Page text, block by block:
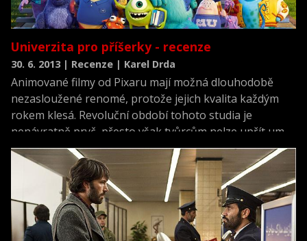
Univerzita pro příšerky - recenze
30. 6. 2013 | Recenze | Karel Drda
Animované filmy od Pixaru mají možná dlouhodobě
nezasloužené renomé, protože jejich kvalita každým
rokem klesá. Revoluční období tohoto studia je
nenávratně pryč, přesto však tvůrcům nelze upřít um
při tvorbě skutečně úspěšných blockbusterů. Než však
začnete vynášet jakékoliv soudy na jejich filmy, zajděte
na ně s dětmi.